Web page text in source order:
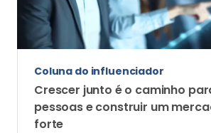
Coluna do influenciador
Crescer junto é o caminho
pessoas e construir um
forte